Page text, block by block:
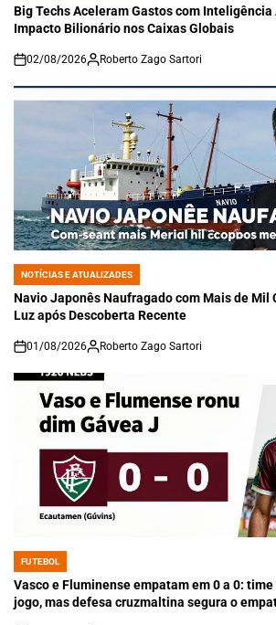
IN
Big Techs Aceleram Gastos com
Impacto Bilionário nos Caixas Globais
on
02/08/2026 Roberto Zago Sartori
POSTED
IN
NOTÍCIAS E ATUALIZADES
Navio Japonês Naufragado com Mais de Mil
Luz após Descoberta Recente
on
01/08/2026 Roberto Zago Sartori
POSTED
IN
FUTEBOL
Vasco e Fluminense empatam em 0 a 0:
jogo, mas defesa cruzmaltina segura o